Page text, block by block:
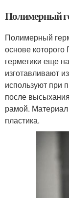
Полимерный
Полимерный
основе
герметики еще
изготавливают
используют при
после
рамой. Материал
пластика.